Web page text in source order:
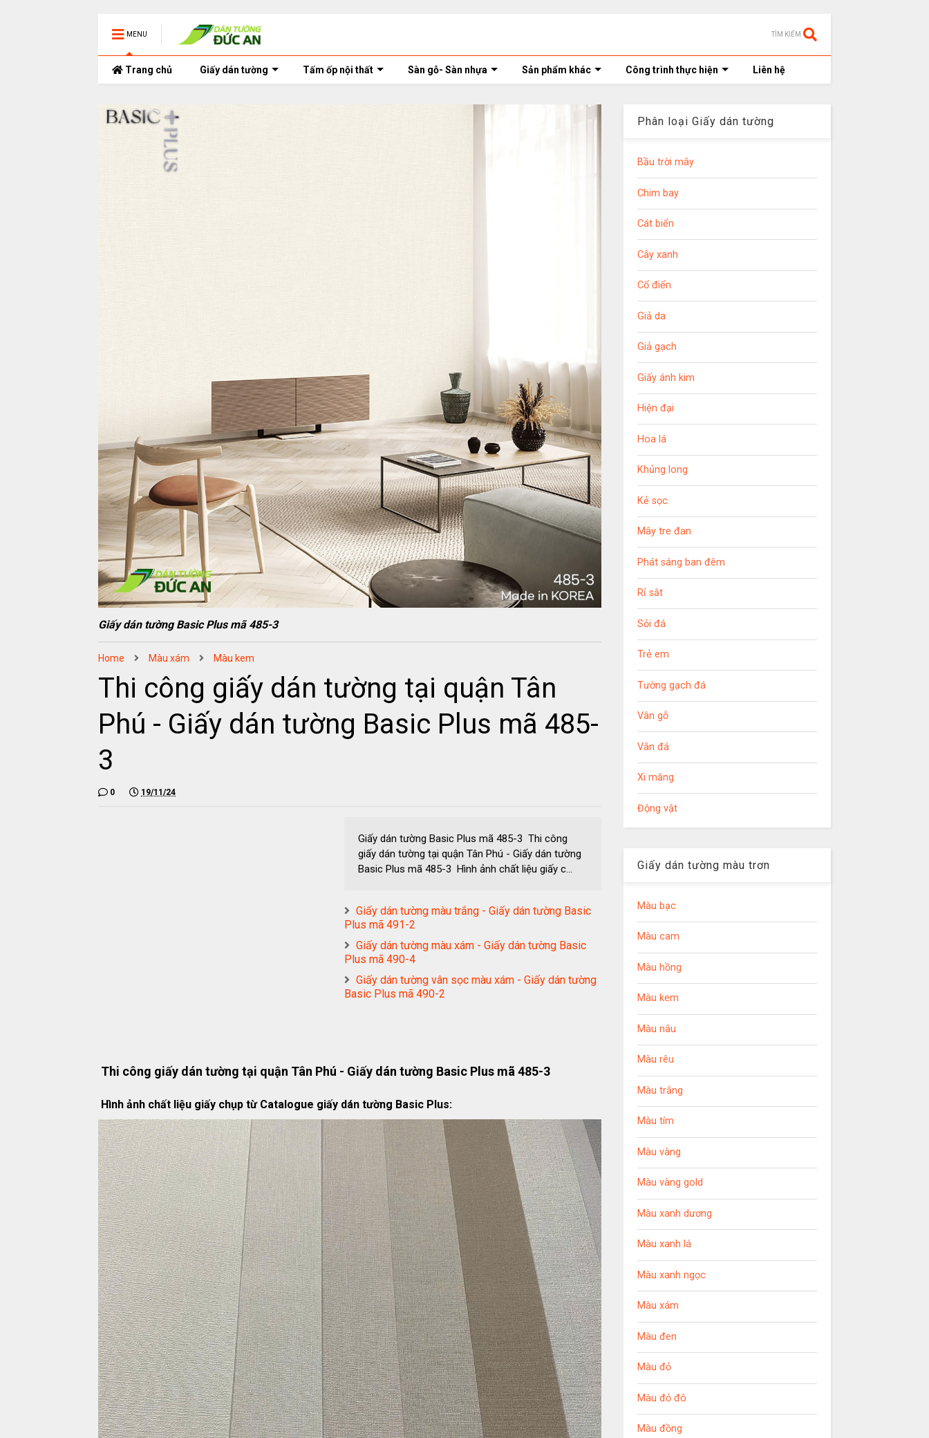
MENU TÌM KIẾM
Trang chủ Giấy dán tường Tấm ốp nội thất Sàn gỗ- Sàn nhựa Sản phẩm khác Công trình thực hiện Liên hệ
Giấy dán tường Basic Plus mã 485-3
Home Màu xám Màu kem
Thi công giấy dán tường tại quận Tân
Phú - Giấy dán tường Basic Plus mã 485-
3
0 19/11/24
Giấy dán tường Basic Plus mã 485-3 Thi công
giấy dán tường tại quận Tân Phú - Giấy dán tường
Basic Plus mã 485-3 Hình ảnh chất liệu giấy c...
Giấy dán tường màu trắng - Giấy dán tường Basic
Plus mã 491-2
Giấy dán tường màu xám - Giấy dán tường Basic
Plus mã 490-4
Giấy dán tường vân sọc màu xám - Giấy dán tường
Basic Plus mã 490-2
Thi công giấy dán tường tại quận Tân Phú - Giấy dán tường Basic Plus mã 485-3
Hình ảnh chất liệu giấy chụp từ Catalogue giấy dán tường Basic Plus:
Phân loại Giấy dán tường
Bầu trời mây
Chim bay
Cát biển
Cây xanh
Cổ điển
Giả da
Giả gạch
Giấy ánh kim
Hiện đại
Hoa lá
Khủng long
Kẻ sọc
Mây tre đan
Phát sáng ban đêm
Rỉ sắt
Sỏi đá
Trẻ em
Tường gạch đá
Vân gỗ
Vân đá
Xi măng
Động vật
Giấy dán tường màu trơn
Màu bạc
Màu cam
Màu hồng
Màu kem
Màu nâu
Màu rêu
Màu trắng
Màu tím
Màu vàng
Màu vàng gold
Màu xanh dương
Màu xanh lá
Màu xanh ngọc
Màu xám
Màu đen
Màu đỏ
Màu đỏ đô
Màu đồng